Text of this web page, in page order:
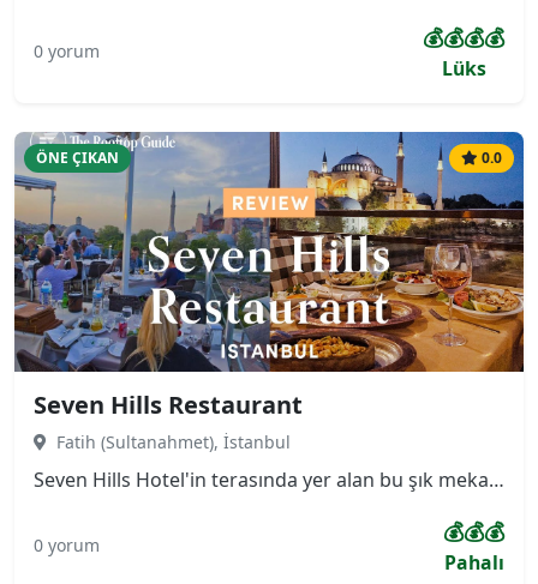
0 yorum 💰💰💰💰
Lüks
0.0
ÖNE ÇIKAN
Seven Hills Restaurant
Fatih (Sultanahmet), İstanbul
Seven Hills Hotel'in terasında yer alan bu şık mekan, misafirlerine Ayasofya, Sultanahmet Camii ve Topkapı Sarayı'nın yanı sıra İstanbul Boğazı'na hakim 360 derecelik panoramik bir manzara sunmaktadır. Menüsü, özellikle taze ve zengin deniz ürünleri ile Türk mutfağının seçkin lezzetlerine odaklanmıştır.
0 yorum 💰💰💰
Pahalı